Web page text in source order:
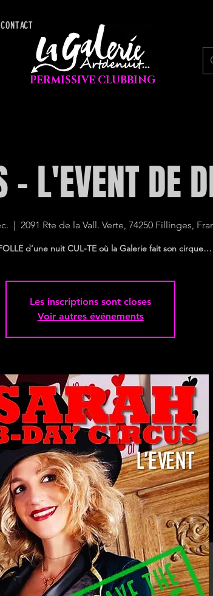
CONTACT
PERMISSIVE CLUBBING
- L'EVENT DE
  |
2091 Rte de la Vall. Verte, 74250 Fillinges,
Les inscriptions sont closes
Voir autres événements